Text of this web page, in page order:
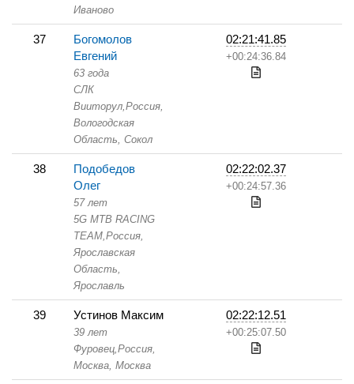
Иваново
37
Богомолов
Евгений
63 года
СЛК
Вииторул,Россия,
Вологодская
Область, Сокол
02:21:41.85
+00:24:36.84
38
Подобедов
Олег
57 лет
5G MTB RACING
TEAM,Россия,
Ярославская
Область,
Ярославль
02:22:02.37
+00:24:57.36
39 Устинов Максим
39 лет
Фуровец,Россия,
Москва, Москва
02:22:12.51
+00:25:07.50